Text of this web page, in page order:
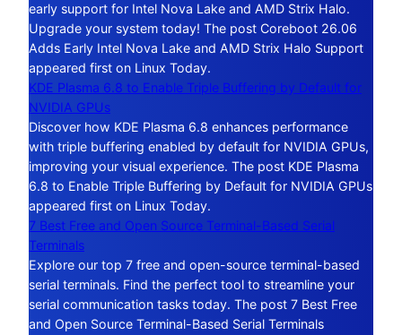
early support for Intel Nova Lake and AMD Strix Halo.
Upgrade your system today! The post Coreboot 26.06
Adds Early Intel Nova Lake and AMD Strix Halo Support
appeared first on Linux Today.
KDE Plasma 6.8 to Enable Triple Buffering by Default for
NVIDIA GPUs
Discover how KDE Plasma 6.8 enhances performance
with triple buffering enabled by default for NVIDIA GPUs,
improving your visual experience. The post KDE Plasma
6.8 to Enable Triple Buffering by Default for NVIDIA GPUs
appeared first on Linux Today.
7 Best Free and Open Source Terminal-Based Serial
Terminals
Explore our top 7 free and open-source terminal-based
serial terminals. Find the perfect tool to streamline your
serial communication tasks today. The post 7 Best Free
and Open Source Terminal-Based Serial Terminals